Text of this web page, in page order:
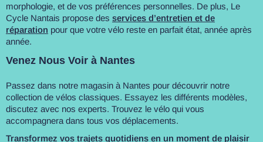
morphologie, et de vos préférences personnelles. De plus, Le
Cycle Nantais propose des services d’entretien et de
réparation pour que votre vélo reste en parfait état, année après
année.
Venez Nous Voir à Nantes
Passez dans notre magasin à Nantes pour découvrir notre
collection de vélos classiques. Essayez les différents modèles,
discutez avec nos experts. Trouvez le vélo qui vous
accompagnera dans tous vos déplacements.
Transformez vos trajets quotidiens en un moment de plaisir